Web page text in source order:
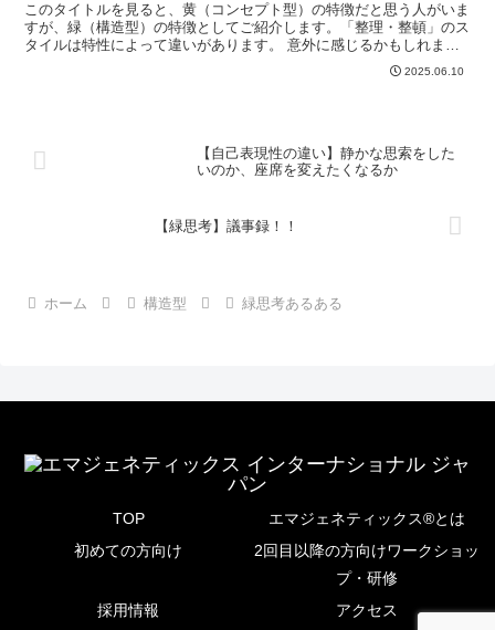
このタイトルを見ると、黄（コンセプト型）の特徴だと思う人がいま
すが、緑（構造型）の特徴としてご紹介します。「整理・整頓」のス
タイルは特性によって違いがあります。 意外に感じるかもしれませ
んが、緑思考は整理（＝捨てること）は得意ではありません...2025.06.10
【自己表現性の違い】静かな思索をした
いのか、座席を変えたくなるか
【緑思考】議事録！！
ホーム 構造型 緑思考あるある
TOP
エマジェネティックス®とは
初めての方向け
2回目以降の方向けワークショッ
プ・研修
採用情報
アクセス